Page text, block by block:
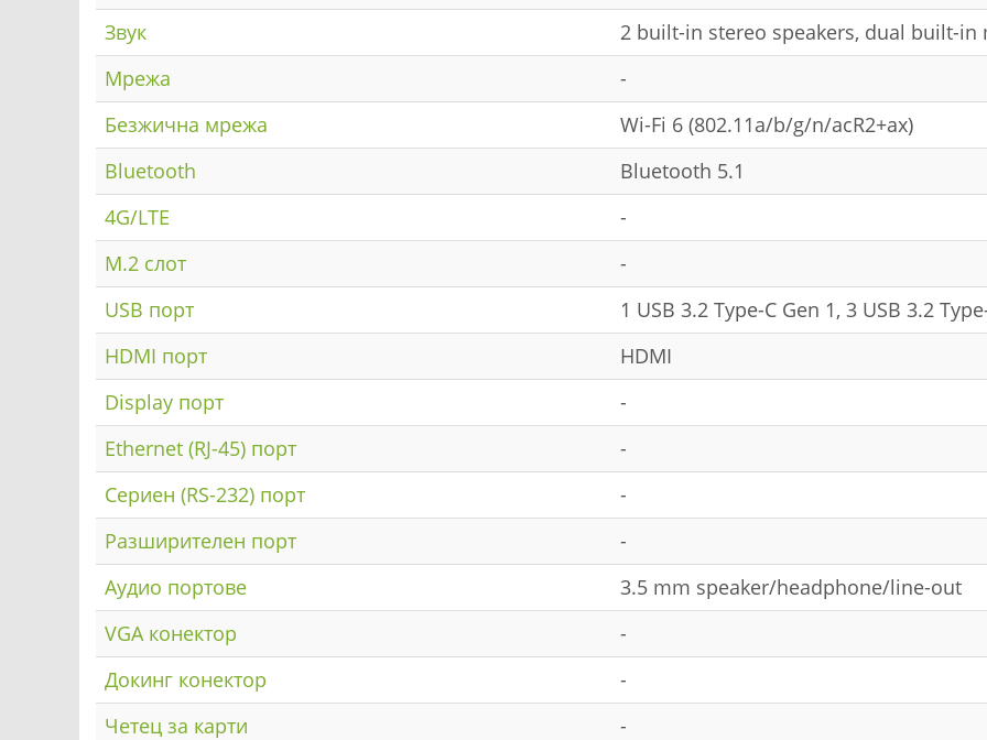
Звук
2 built-in stereo speakers, dual built-in
Мрежа
-
Безжична мрежа
Wi-Fi 6 (802.11a/b/g/n/acR2+ax)
Bluetooth
Bluetooth 5.1
4G/LTE
-
M.2 слот
-
USB порт
1 USB 3.2 Type-C Gen 1, 3 USB 3.2
HDMI порт
HDMI
Display порт
-
Ethernet (RJ-45) порт
-
Сериен (RS-232) порт
-
Разширителен порт
-
Аудио портове
3.5 mm speaker/headphone/line-out
VGA конектор
-
Докинг конектор
-
Четец за карти
-